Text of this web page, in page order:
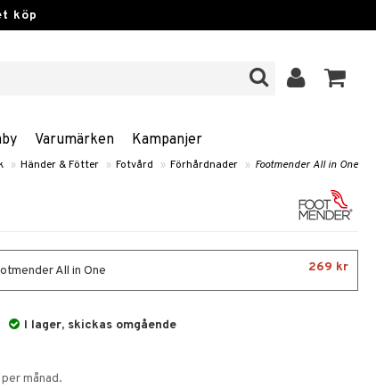
köp
Varumärken Kampanjer
» Händer & Fötter » Fotvård » Förhårdnader » Footmender All in One
All in One 269 kr
I lager, skickas omgående
månad.